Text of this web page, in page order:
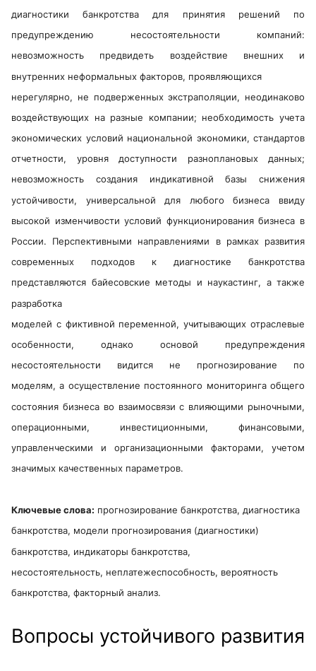
диагностики банкротства для принятия решений по
предупреждению несостоятельности компаний:
невозможность предвидеть воздействие внешних и
внутренних неформальных факторов, проявляющихся
нерегулярно, не подверженных экстраполяции, неодинаково
воздействующих на разные компании; необходимость учета
экономических условий национальной экономики, стандартов
отчетности, уровня доступности разноплановых данных;
невозможность создания индикативной базы снижения
устойчивости, универсальной для любого бизнеса ввиду
высокой изменчивости условий функционирования бизнеса в
России. Перспективными направлениями в рамках развития
современных подходов к диагностике банкротства
представляются байесовские методы и наукастинг, а также
разработка
моделей с фиктивной переменной, учитывающих отраслевые
особенности, однако основой предупреждения
несостоятельности видится не прогнозирование по
моделям, а осуществление постоянного мониторинга общего
состояния бизнеса во взаимосвязи с влияющими рыночными,
операционными, инвестиционными, финансовыми,
управленческими и организационными факторами, учетом
значимых качественных параметров.
Ключевые слова: прогнозирование банкротства, диагностика
банкротства, модели прогнозирования (диагностики)
банкротства, индикаторы банкротства,
несостоятельность, неплатежеспособность, вероятность
банкротства, факторный анализ.
Вопросы устойчивого развития